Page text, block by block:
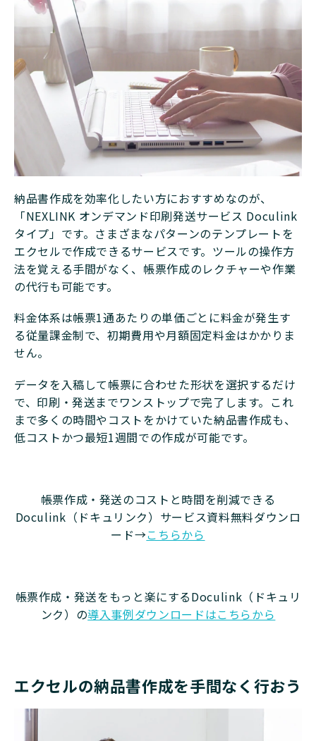
納品書作成を効率化したい方におすすめなのが、
「NEXLINK オンデマンド印刷発送サービス Doculink
タイプ」です。さまざまなパターンのテンプレートを
エクセルで作成できるサービスです。ツールの操作方
法を覚える手間がなく、帳票作成のレクチャーや作業
の代行も可能です。
料金体系は帳票1通あたりの単価ごとに料金が発生す
る従量課金制で、初期費用や月額固定料金はかかりま
せん。
データを入稿して帳票に合わせた形状を選択するだけ
で、印刷・発送までワンストップで完了します。これ
まで多くの時間やコストをかけていた納品書作成も、
低コストかつ最短1週間での作成が可能です。
帳票作成・発送のコストと時間を削減できる
Doculink（ドキュリンク）サービス資料無料ダウンロ
ード→こちらから
帳票作成・発送をもっと楽にするDoculink（ドキュリ
ンク）の導入事例ダウンロードはこちらから
エクセルの納品書作成を手間なく行おう